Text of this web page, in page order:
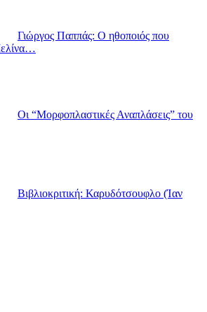
Γιώργος Παππάς: Ο ηθοποιός που
Οι “Μορφοπλαστικές Αναπλάσεις” του
Βιβλιοκριτική: Καρυδότσουφλο (Ίαν